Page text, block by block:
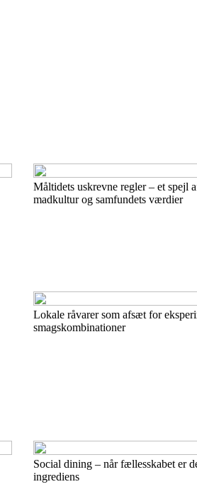
Måltidets uskrevne regler – et spejl
madkultur og samfundets værdier
Lokale råvarer som afsæt for
smagskombinationer
Social dining – når fællesskabet er
ingrediens